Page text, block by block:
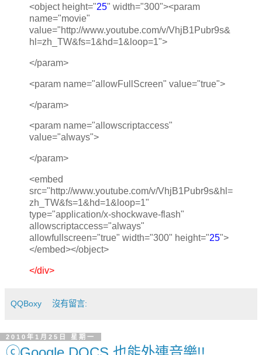
<object height="25" width="300"><param
name="movie"
value="http://www.youtube.com/v/VhjB1Pubr9s&
hl=zh_TW&fs=1&hd=1&loop=1">
</param>
<param name="allowFullScreen" value="true">
</param>
<param name="allowscriptaccess"
value="always">
</param>
<embed
src="http://www.youtube.com/v/VhjB1Pubr9s&hl=
zh_TW&fs=1&hd=1&loop=1"
type="application/x-shockwave-flash"
allowscriptaccess="always"
allowfullscreen="true" width="300" height="25">
</embed></object>
</div>
QQBoxy 沒有留言:
2010年1月25日 星期一